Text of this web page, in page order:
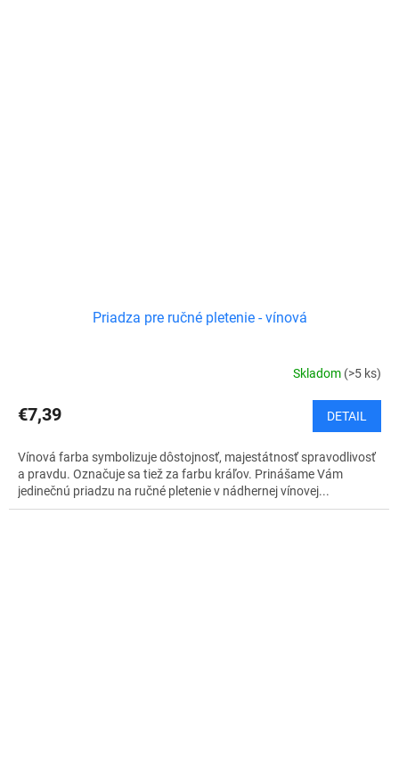
Priadza pre ručné pletenie - vínová
Skladom (>5 ks)
€7,39 DETAIL
Vínová farba symbolizuje dôstojnosť, majestátnosť spravodlivosť
a pravdu. Označuje sa tiež za farbu kráľov. Prinášame Vám
jedinečnú priadzu na ručné pletenie v nádhernej vínovej...